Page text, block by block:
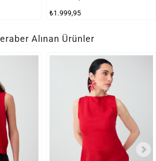
₺1.999,95
Alınan Ürünler